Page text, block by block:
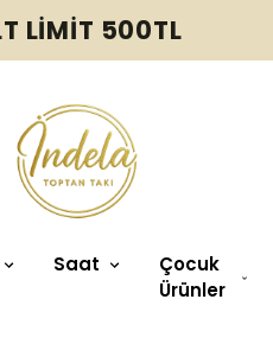
LİMİT 500TL
Saat
Çocuk
Ürünler